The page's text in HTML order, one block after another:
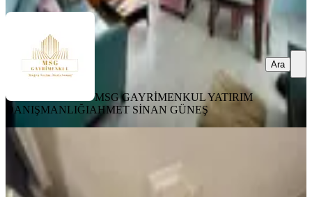
MSG GAYRİMENKUL YATIRIM
DANIŞMANLIĞIAHMET SİNAN GÜNEŞ
Ara
YENİ
Wc'li, Ferah Ve Geniş 2+1 Daire
Konak, Barbaros Mahallesi